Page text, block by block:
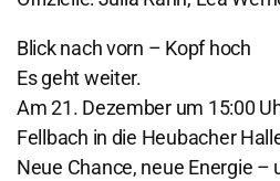
Blick nach vorn – Kopf hoch
Es geht weiter.
Am 21. Dezember um 15:00
Fellbach in die Heubacher
Neue Chance, neue Energie –